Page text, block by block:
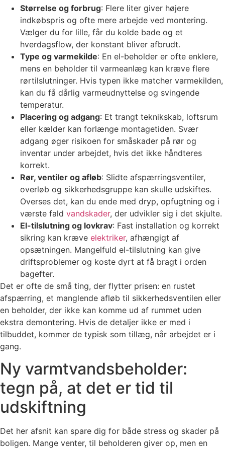
Størrelse og forbrug: Flere liter giver højere
indkøbspris og ofte mere arbejde ved montering.
Vælger du for lille, får du kolde bade og et
hverdagsflow, der konstant bliver afbrudt.
Type og varmekilde: En el-beholder er ofte enklere,
mens en beholder til varmeanlæg kan kræve flere
rørtilslutninger. Hvis typen ikke matcher varmekilden,
kan du få dårlig varmeudnyttelse og svingende
temperatur.
Placering og adgang: Et trangt teknikskab, loftsrum
eller kælder kan forlænge montagetiden. Svær
adgang øger risikoen for småskader på rør og
inventar under arbejdet, hvis det ikke håndteres
korrekt.
Rør, ventiler og afløb: Slidte afspærringsventiler,
overløb og sikkerhedsgruppe kan skulle udskiftes.
Overses det, kan du ende med dryp, opfugtning og i
værste fald vandskader, der udvikler sig i det skjulte.
El-tilslutning og lovkrav: Fast installation og korrekt
sikring kan kræve elektriker, afhængigt af
opsætningen. Mangelfuld el-tilslutning kan give
driftsproblemer og koste dyrt at få bragt i orden
bagefter.
Det er ofte de små ting, der flytter prisen: en rustet
afspærring, et manglende afløb til sikkerhedsventilen eller
en beholder, der ikke kan komme ud af rummet uden
ekstra demontering. Hvis de detaljer ikke er med i
tilbuddet, kommer de typisk som tillæg, når arbejdet er i
gang.
Ny varmtvandsbeholder:
tegn på, at det er tid til
udskiftning
Det her afsnit kan spare dig for både stress og skader på
boligen. Mange venter, til beholderen giver op, men en